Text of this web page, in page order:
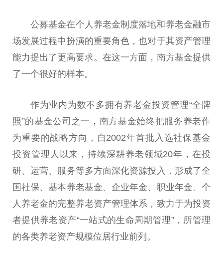
公募基金在个人养老金制度落地和养老金融市
场发展过程中扮演的重要角色，也对于其资产管理
能力提出了更高要求。在这一方面，南方基金提供
了一个很好的样本。
作为业内为数不多拥有养老金投资管理“全牌
照”的基金公司之一 ， 南方基金始终把服务养老作
为重要的战略方向，自2002年首批入选社保基金
投资管理人以来，持续深耕养老领域20年，在投
研、运营、服务等多方面深化资源投入，形成了全
国社保、基本养老基金、企业年金、职业年金、个
人养老金的完整养老资产管理体系，致力于为投资
者提供养老资产“一站式的生命周期管理”，所管理
的各类养老资产规模位居行业前列。